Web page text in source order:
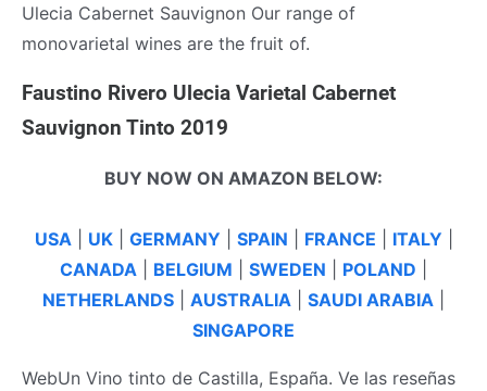
Ulecia Cabernet Sauvignon Our range of
monovarietal wines are the fruit of.
Faustino Rivero Ulecia Varietal Cabernet
Sauvignon Tinto 2019
BUY NOW ON AMAZON BELOW:
USA UK| GERMANY SPAIN FRANCE ITALY
CANADA
BELGIUM SWEDEN POLAND
NETHERLANDS
AUSTRALIA SAUDI ARABIA
SINGAPORE
WebUn Vino tinto de Castilla, España. Ve las reseñas